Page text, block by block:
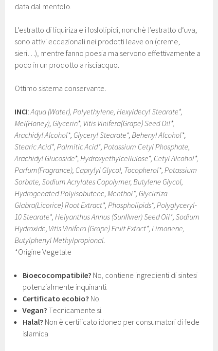
data dal mentolo.
L’estratto di liquiriza e i fosfolipidi, nonchè l’estratto d’uva,
sono attivi eccezionali nei prodotti leave on (creme,
sieri…), mentre fanno poesia ma servono effettivamente a
poco in un prodotto a risciacquo.
Ottimo sistema conservante.
INCI:Aqua (Water), Polyethylene, Hexyldecyl Stearate*,
Mel(Honey), Glycerin*, Vitis Vinifera(Grape) Seed Oil*,
Arachidyl Alcohol*, Glyceryl Stearate*, Behenyl Alcohol*,
Stearic Acid*, Palmitic Acid*, Potassium Cetyl Phosphate,
Arachidyl Glucoside*, Hydroxyethylcellulose*, Cetyl Alcohol*,
Parfum(Fragrance), Caprylyl Glycol, Tocopherol*, Potassium
Sorbate, Sodium Acrylates Copolymer, Butylene Glycol,
Hydrogenated Polyisobutene, Menthol*, Glycirriza
Glabra(Licorice) Root Extract*, Phospholipids*, Polyglyceryl-
10 Stearate*, Helyanthus Annus (Sunflwer) Seed Oil*, Sodium
Hydroxide, Vitis Vinifera (Grape) Fruit Extact*, Limonene,
Butylphenyl Methylpropional.
*Origine Vegetale
Bioecocompatibile? No, contiene ingredienti di sintesi
potenzialmente inquinanti.
Certificato ecobio? No.
Vegan? Tecnicamente si.
Halal? Non è certificato idoneo per consumatori di fede
islamica